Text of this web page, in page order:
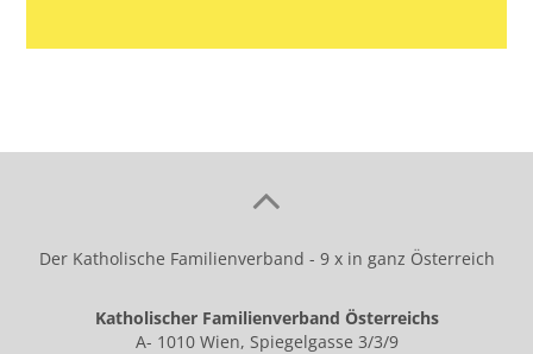
Der Katholische Familienverband - 9 x in ganz Österreich
Katholischer Familienverband Österreichs
A- 1010 Wien, Spiegelgasse 3/3/9